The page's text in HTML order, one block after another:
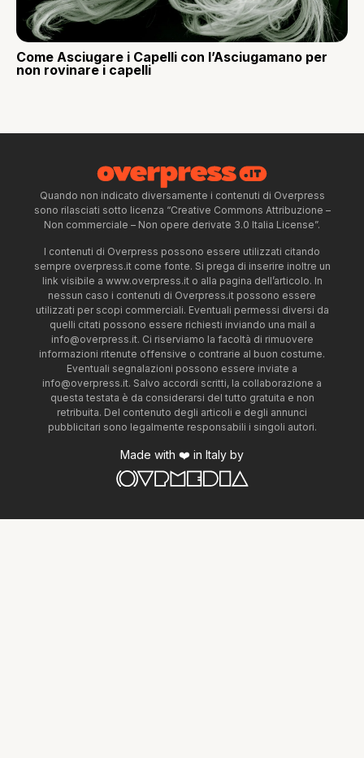
Come Asciugare i Capelli con l’Asciugamano per
non rovinare i capelli
Quando non indicato diversamente i contenuti di Overpress
sono rilasciati sotto licenza “Creative Commons Attribuzione –
Non commerciale – Non opere derivate 3.0 Italia License”.
I contenuti di Overpress possono essere utilizzati citando
sempre overpress.it come fonte. Si prega di inserire inoltre un
link visibile a www.overpress.it o alla pagina dell’articolo. In
nessun caso i contenuti di Overpress.it possono essere
utilizzati per scopi commerciali. Eventuali permessi diversi da
quelli citati possono essere richiesti inviando una mail a
info@overpress.it. Ci riserviamo la facoltà di rimuovere
informazioni ritenute offensive o contrarie al buon costume.
Eventuali segnalazioni possono essere inviate a
info@overpress.it. Salvo accordi scritti, la collaborazione a
questa testata è da considerarsi del tutto gratuita e non
retribuita. Del contenuto degli articoli e degli annunci
pubblicitari sono legalmente responsabili i singoli autori.
Made with ❤️ in Italy by